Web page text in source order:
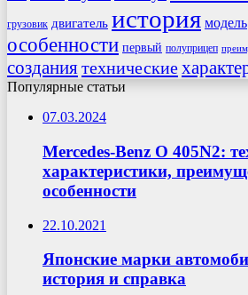
грузовик двигатель история модель
особенности первый полуприцеп
созданиятехнические
Популярные статьи
07.03.2024
Mercedes-Benz O 405N2:
характеристики,
особенности
22.10.2021
Японские марки
история и справка